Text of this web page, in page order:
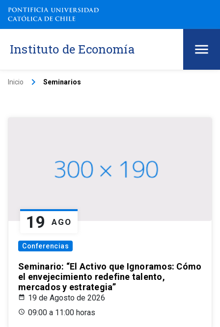
Instituto de Economía
Inicio keyboard_arrow_right Seminarios
19 AGO
Conferencias
Seminario: “El Activo que Ignoramos: Cómo
el envejecimiento redefine talento,
mercados y estrategia”
19 de Agosto de 2026
09:00 a 11:00 horas